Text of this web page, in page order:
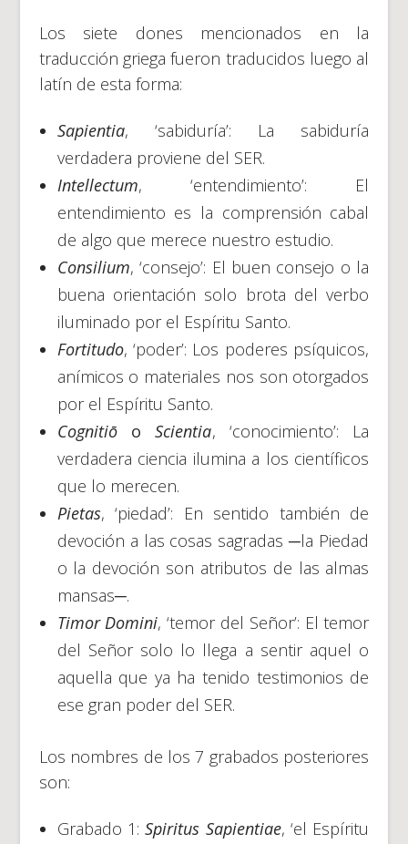
Los siete dones mencionados en la
traducción griega fueron traducidos luego al
latín de esta forma:
Sapientia, ‘sabiduría’: La sabiduría
verdadera proviene del SER.
Intellectum, ‘entendimiento’: El
entendimiento es la comprensión cabal
de algo que merece nuestro estudio.
Consilium, ‘consejo’: El buen consejo o la
buena orientación solo brota del verbo
iluminado por el Espíritu Santo.
Fortitudo, ‘poder’: Los poderes psíquicos,
anímicos o materiales nos son otorgados
por el Espíritu Santo.
Cognitiō o Scientia, ‘conocimiento’: La
verdadera ciencia ilumina a los científicos
que lo merecen.
Pietas, ‘piedad’: En sentido también de
devoción a las cosas sagradas ─la Piedad
o la devoción son atributos de las almas
mansas─.
Timor Domini, ‘temor del Señor’: El temor
del Señor solo lo llega a sentir aquel o
aquella que ya ha tenido testimonios de
ese gran poder del SER.
Los nombres de los 7 grabados posteriores
son:
Grabado 1:Spiritus Sapientiae, ‘el Espíritu